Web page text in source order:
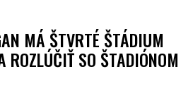
MÁ ŠTVRTÉ ŠTÁDIUM
ROZLÚČIŤ SO ŠTADIÓNOM